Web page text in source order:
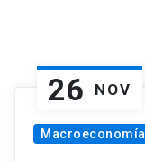
26 NOV
Macroeconomía